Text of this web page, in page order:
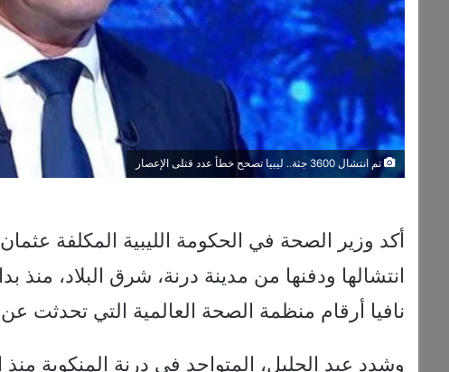
تم انتشال 3600 جثة.. ليبيا تصحح خطأ عدد قتلى الإعصار
أكد وزير الصحة في الحكومة الليبية المكلفة
انتشالها ودفنها من مدينة درنة، شرق البلاد، منذ
نافيا أرقام منظمة الصحة العالمية التي تحدثت عن 11 ألفا.
وشدد عبد الجليل، المتواجد في درنة المنكوبة منذ